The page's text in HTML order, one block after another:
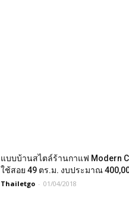
แบบบ้านสไตล์ร้านกาแฟ Modern
ใช้สอย 49 ตร.ม. งบประมาณ
Thailetgo - 01/04/2018